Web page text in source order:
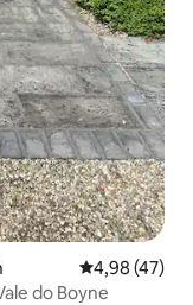
4,98 de uma
4,98 (47)
do Boyne